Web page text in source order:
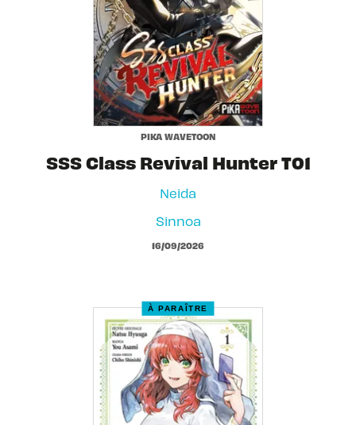
PIKA WAVETOON
SSS Class Revival Hunter T01
Neida
Sinnoa
16/09/2026
À PARAÎTRE